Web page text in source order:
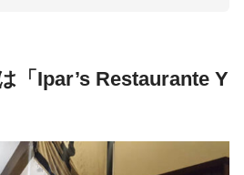
「Ipar’s Restaurante Y